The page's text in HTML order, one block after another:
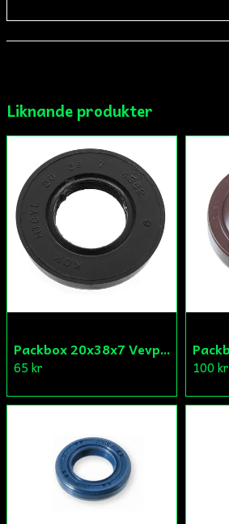
email
Ja, ni får publicera min fråga
Liknande produkter
Packbox 20x38x7 Vevparti Derbi (original)
65 kr 100 kr